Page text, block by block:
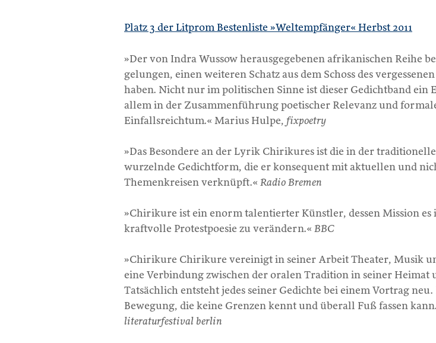
Platz 3 der Litprom Bestenliste »Weltempfänger« Herbst 2011
»Der von Indra Wussow herausgegebenen afrikanischen Reihe
gelungen, einen weiteren Schatz aus dem Schoss des
haben. Nicht nur im politischen Sinne ist dieser Gedichtband ein
allem in der Zusammenführung poetischer Relevanz und
Einfallsreichtum.« Marius Hulpe, fixpoetry
»Das Besondere an der Lyrik Chirikures ist die in der
wurzelnde Gedichtform, die er konsequent mit aktuellen und
Themenkreisen verknüpft.« Radio Bremen
»Chirikure ist ein enorm talentierter Künstler, dessen Mission es
kraftvolle Protestpoesie zu verändern.« BBC
»Chirikure Chirikure vereinigt in seiner Arbeit Theater, Musik
eine Verbindung zwischen der oralen Tradition in seiner
Tatsächlich entsteht jedes seiner Gedichte bei einem Vortrag neu.
Bewegung, die keine Grenzen kennt und überall Fuß fassen
literaturfestival berlin